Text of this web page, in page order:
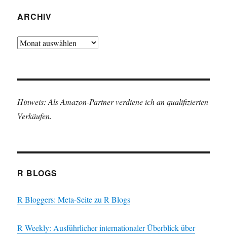
ARCHIV
Archiv
Hinweis: Als Amazon-Partner verdiene ich an qualifizierten
Verkäufen.
R BLOGS
R Bloggers: Meta-Seite zu R Blogs
R Weekly: Ausführlicher internationaler Überblick über